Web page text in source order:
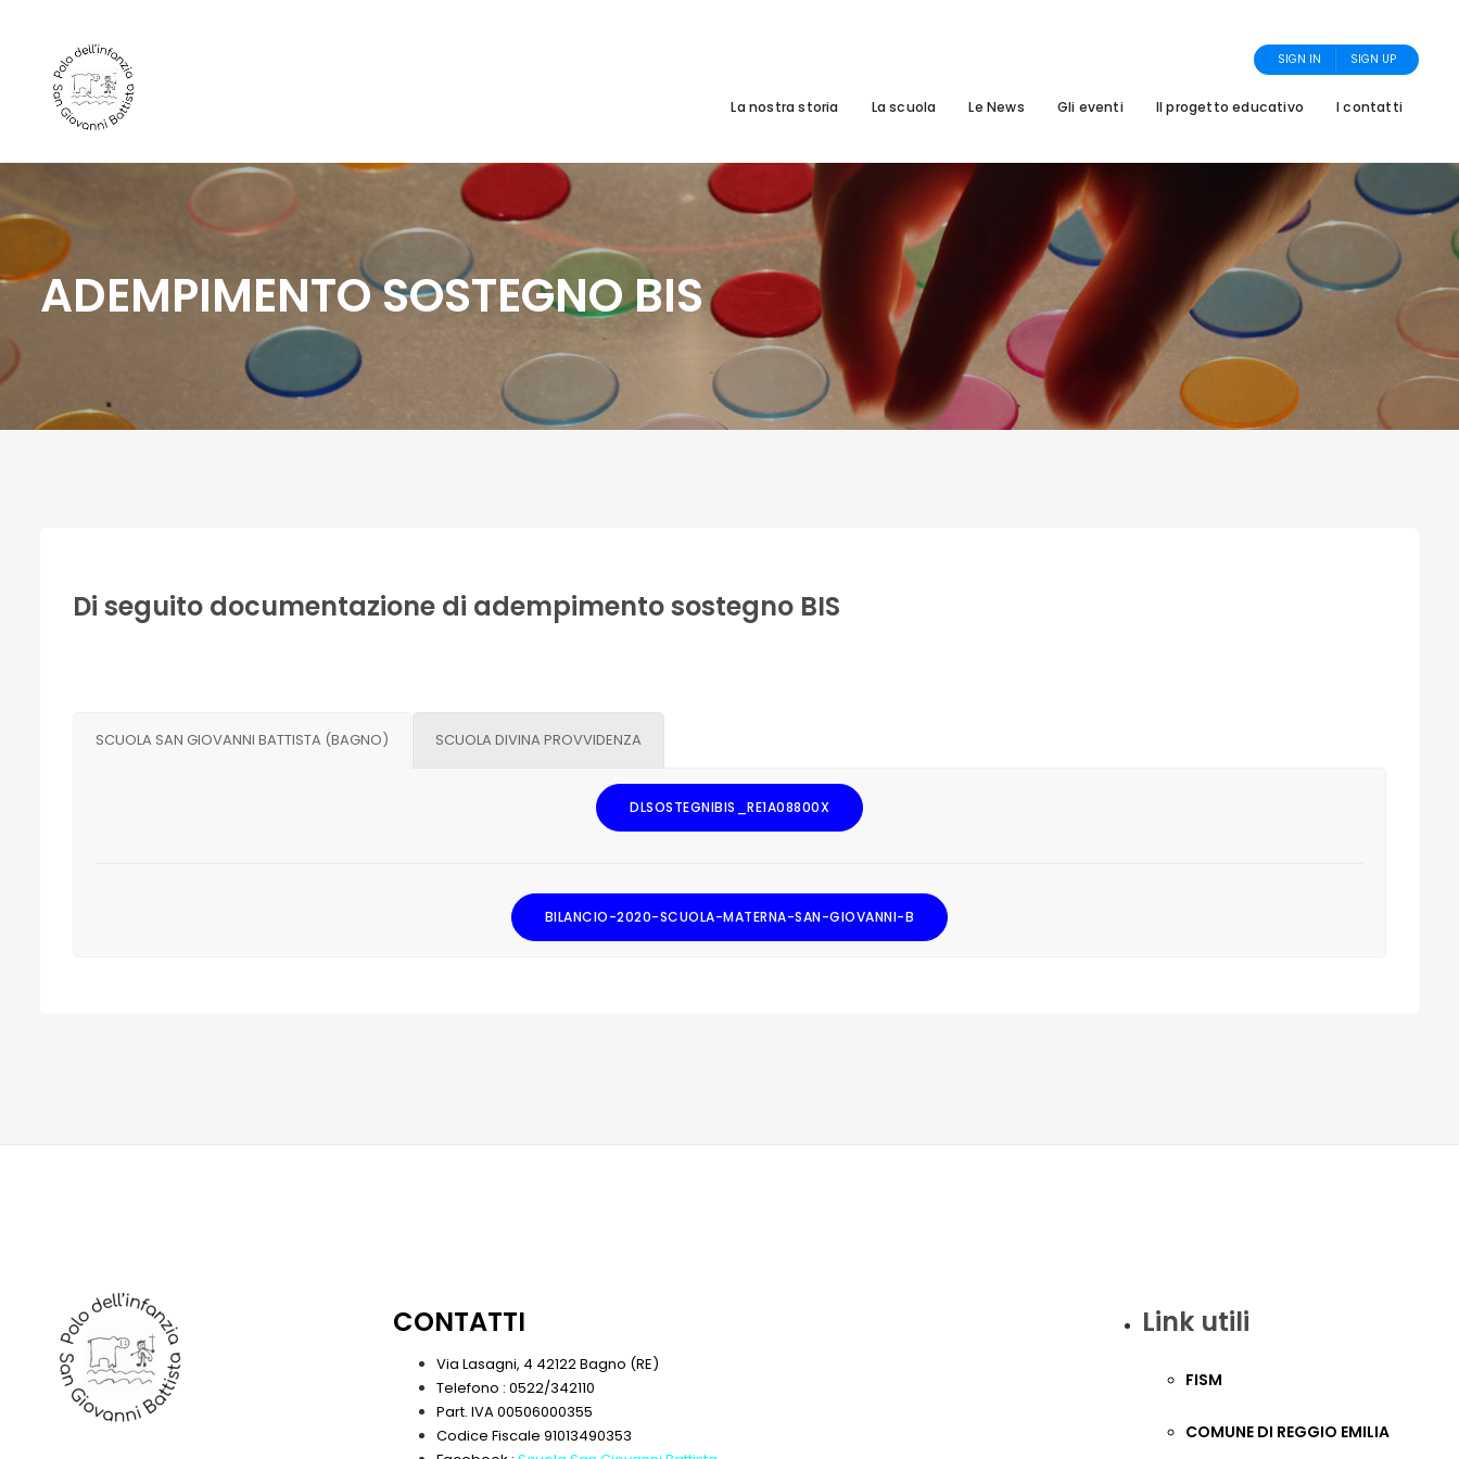
SIGN IN SIGN UP
La nostra storia La scuola Le News Gli eventi Il progetto educativo I contatti
ADEMPIMENTO SOSTEGNO BIS
Di seguito documentazione di adempimento sostegno BIS
SCUOLA SAN GIOVANNI BATTISTA (BAGNO) SCUOLA DIVINA PROVVIDENZA
DLSOSTEGNIBIS_RE1A08800X
BILANCIO-2020-SCUOLA-MATERNA-SAN-GIOVANNI-B
CONTATTI
Via Lasagni, 4 42122 Bagno (RE)
Telefono : 0522/342110
Part. IVA 00506000355
Codice Fiscale 91013490353
Link utili
FISM
COMUNE DI REGGIO EMILIA